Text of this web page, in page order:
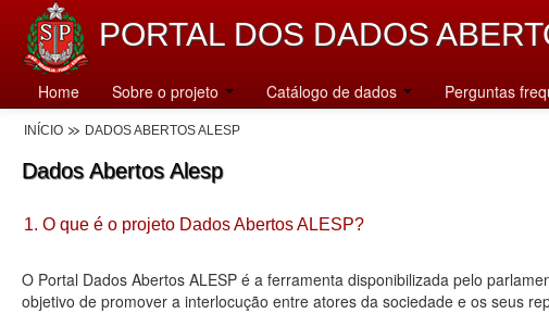
PORTAL DOS DADOS
Home Sobre o projeto Catálogo de dados Perguntas
INÍCIO DADOS ABERTOS ALESP
Dados Abertos Alesp
1. O que é o projeto Dados Abertos ALESP?
O Portal Dados Abertos ALESP é a ferramenta disponibilizada pelo
objetivo de promover a interlocução entre atores da sociedade e os seus